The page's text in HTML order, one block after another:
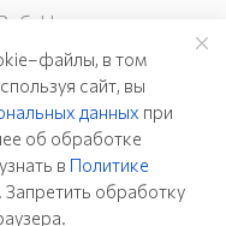
Центр
в том
сайт, вы
данных при
об обработке
в Политике
. Запретить обработку